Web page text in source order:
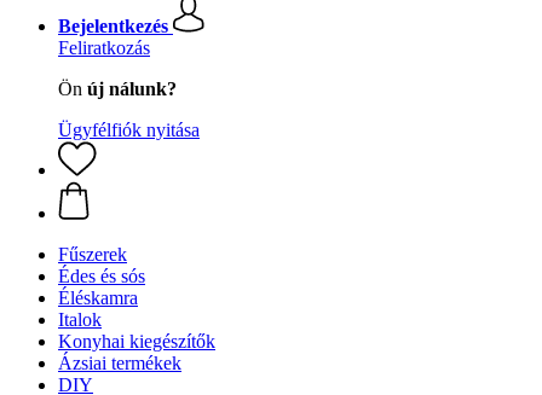
Bejelentkezés
Feliratkozás
Ön új nálunk?
Ügyfélfiók nyitása
Fűszerek
Édes és sós
Éléskamra
Italok
Konyhai kiegészítők
Ázsiai termékek
DIY